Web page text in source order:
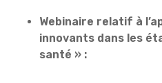
Webinaire relatif à
innovants dans les
santé » :